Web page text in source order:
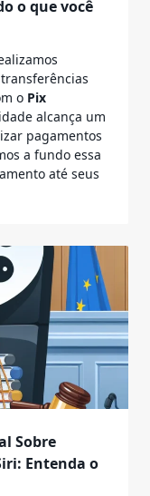
o que você
o Pix
alcança um
pagamentos
a fundo essa
até seus
Sobre
Entenda o